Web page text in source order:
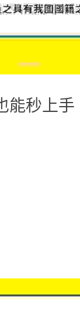
能秒上手